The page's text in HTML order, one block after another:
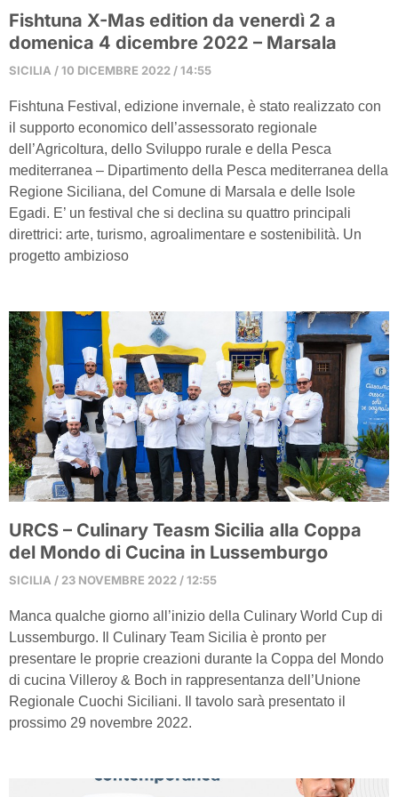
Fishtuna X-Mas edition da venerdì 2 a
domenica 4 dicembre 2022 – Marsala
SICILIA 10 DICEMBRE 2022 14:55
Fishtuna Festival, edizione invernale, è stato realizzato con
il supporto economico dell’assessorato regionale
dell’Agricoltura, dello Sviluppo rurale e della Pesca
mediterranea – Dipartimento della Pesca mediterranea della
Regione Siciliana, del Comune di Marsala e delle Isole
Egadi. E’ un festival che si declina su quattro principali
direttrici: arte, turismo, agroalimentare e sostenibilità. Un
progetto ambizioso
URCS – Culinary Teasm Sicilia alla Coppa
del Mondo di Cucina in Lussemburgo
SICILIA 23 NOVEMBRE 2022 12:55
Manca qualche giorno all’inizio della Culinary World Cup di
Lussemburgo. Il Culinary Team Sicilia è pronto per
presentare le proprie creazioni durante la Coppa del Mondo
di cucina Villeroy & Boch in rappresentanza dell’Unione
Regionale Cuochi Siciliani. Il tavolo sarà presentato il
prossimo 29 novembre 2022.